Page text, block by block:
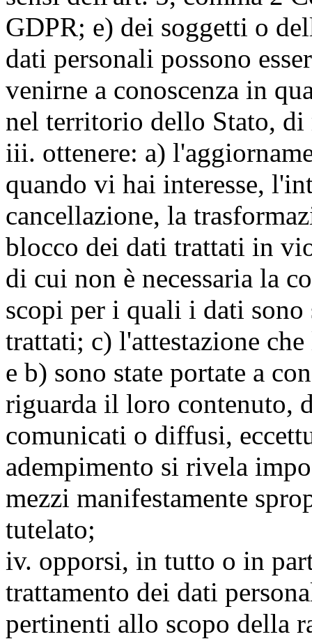
GDPR; e) dei soggetti o
dati personali possono
venirne a conoscenza in
nel territorio dello Stato,
iii. ottenere: a)
quando vi hai interesse,
cancellazione, la
blocco dei dati trattati in
di cui non è necessaria la
scopi per i quali i dati sono
trattati; c) l'attestazione
e b) sono state portate a
riguarda il loro contenuto,
comunicati o diffusi,
adempimento si rivela
mezzi manifestamente
tutelato;
iv. opporsi, in tutto o in
trattamento dei dati
pertinenti allo scopo della